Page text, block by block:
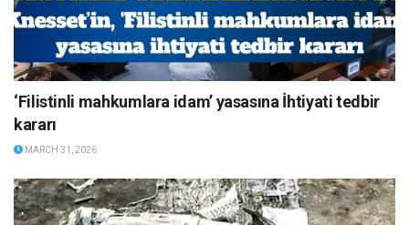
‘Filistinli mahkumlara idam’ yasasına İhtiyati tedbir
kararı
MARCH 31, 2026